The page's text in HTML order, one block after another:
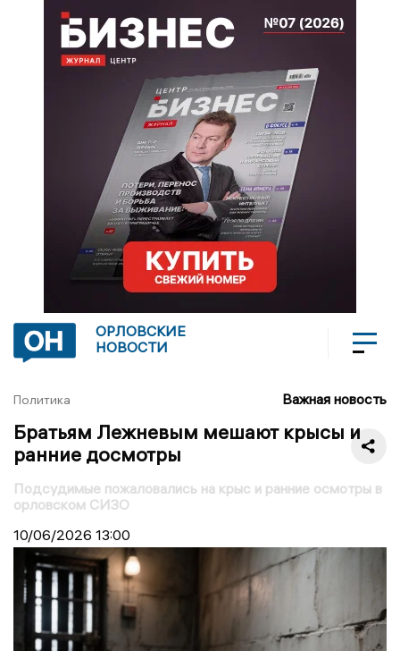
ОРЛОВСКИЕ
НОВОСТИ
Политика Важная новость
Братьям Лежневым мешают крысы и
ранние досмотры
Подсудимые пожаловались на крыс и ранние осмотры в
орловском СИЗО
10/06/2026 13:00